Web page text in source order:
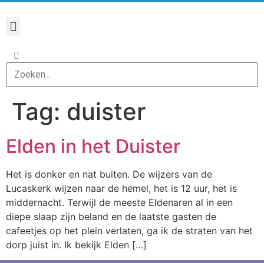
Tag: duister
Elden in het Duister
Het is donker en nat buiten. De wijzers van de
Lucaskerk wijzen naar de hemel, het is 12 uur, het is
middernacht. Terwijl de meeste Eldenaren al in een
diepe slaap zijn beland en de laatste gasten de
cafeetjes op het plein verlaten, ga ik de straten van het
dorp juist in. Ik bekijk Elden […]